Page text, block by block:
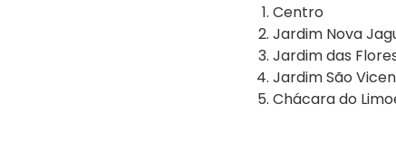
Centro
Jardim Nova
Jardim das
Jardim São
Chácara do